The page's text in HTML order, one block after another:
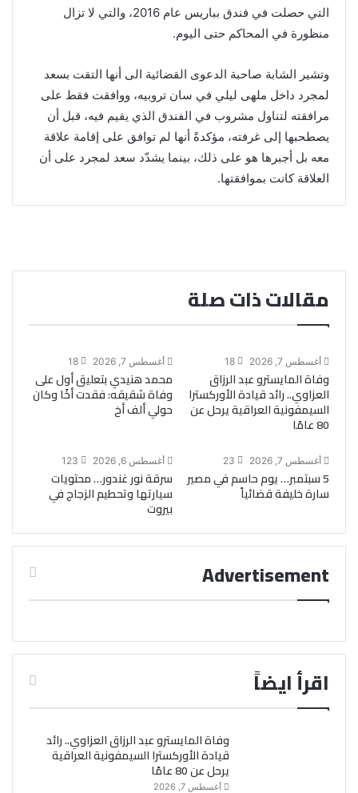
التي حصلت في فندق بباريس عام 2016، والتي لا تزال
منظورة في المحاكم حتى اليوم.
وتشير الشابة صاحبة الدعوى القضائية الى أنها التقت بسعد
لمجرد داخل ملهى ليلي في سان تروبيه، ووافقت فقط على
مرافقته لتناول مشروب في الفندق الذي يقيم فيه، قبل أن
يصطحبها إلى غرفته، مؤكدةً أنها لم توافق على إقامة علاقة
معه بل أجبرها هو على ذلك، بينما يشدّد سعد لمجرد على أن
العلاقة كانت بموافقتها.
مقالات ذات صلة
أغسطس 7, 2026 18
وفاة المايسترو عبد الرزاق
العزاوي.. رائد قيادة الأوركسترا
السيمفونية العراقية يرحل عن
80 عامًا
أغسطس 7, 2026 18
محمد هنيدي بتعليق أول على
وفاة شقيقه: فقدت أخًا وكان
حولي ألف أخ
أغسطس 7, 2026 23
5 سبتمبر… يوم حاسم في مصير
سارة خليفة قضائياً
أغسطس 6, 2026 123
سرقة نور غندور… محتويات
سيارتها وتحطيم الزجاج في
بيروت
Advertisement
اقرأ ايضاً
وفاة المايسترو عبد الرزاق العزاوي.. رائد
قيادة الأوركسترا السيمفونية العراقية
يرحل عن 80 عامًا
أغسطس 7, 2026